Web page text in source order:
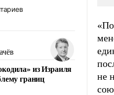
будут
за счет
свои поступки не
из Израиля
границ
не